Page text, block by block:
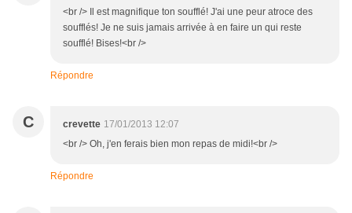
<br /> Il est magnifique ton soufflé! J'ai une peur atroce des
soufflés! Je ne suis jamais arrivée à en faire un qui reste
soufflé! Bises!<br />
Répondre
C crevette 17/01/2013 12:07
<br /> Oh, j'en ferais bien mon repas de midi!<br />
Répondre